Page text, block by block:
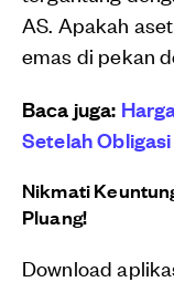
AS. Apakah
emas di pekan
Baca juga:
Setelah
Nikmati
Pluang!
Download